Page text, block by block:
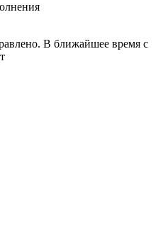
В ближайшее время с